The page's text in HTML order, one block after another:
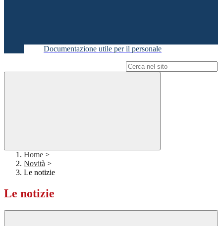
Documentazione utile per il personale
Home >
Novità >
Le notizie
Le notizie